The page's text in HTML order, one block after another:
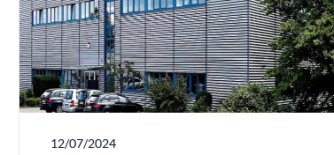
12/07/2024